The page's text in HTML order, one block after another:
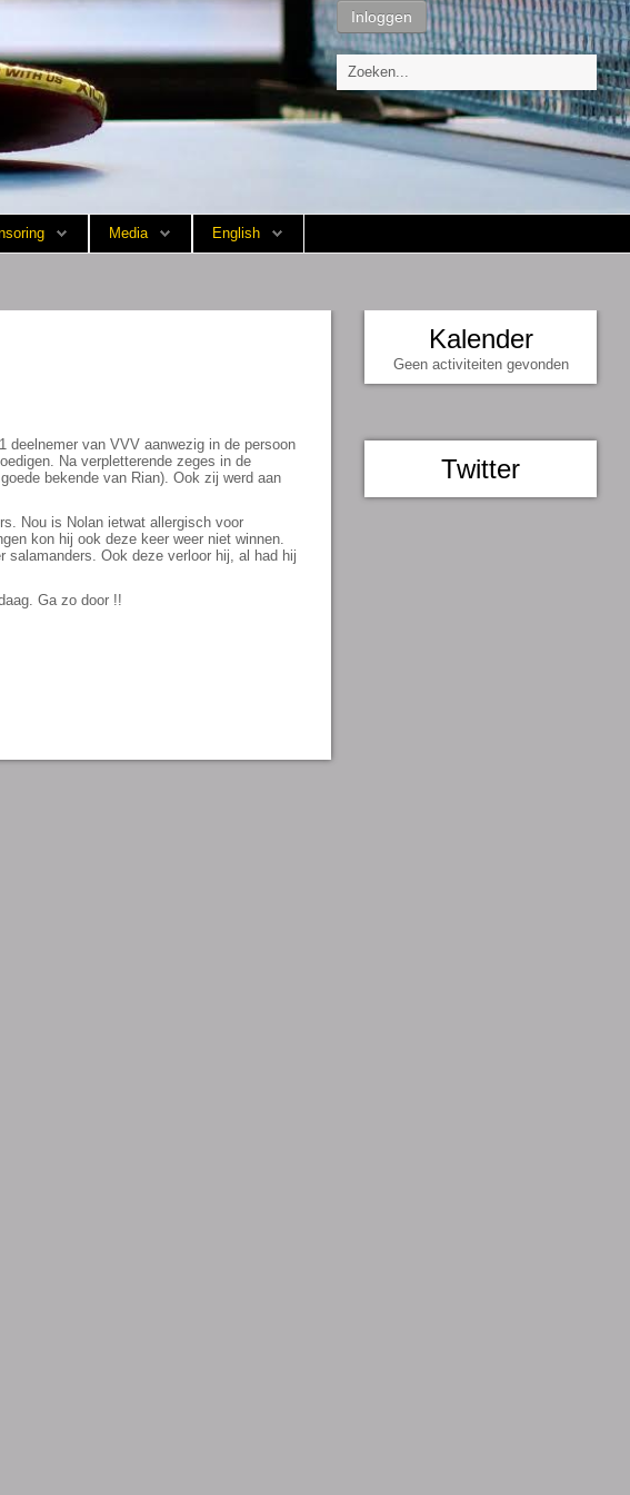
Inloggen
Media English
deelnemer van VVV aanwezig in de persoon
Na verpletterende zeges in de
bekende van Rian). Ook zij werd aan
Nou is Nolan ietwat allergisch voor
kon hij ook deze keer weer niet winnen.
salamanders. Ook deze verloor hij, al had hij
Ga zo door !!
Kalender
Geen activiteiten gevonden
Twitter